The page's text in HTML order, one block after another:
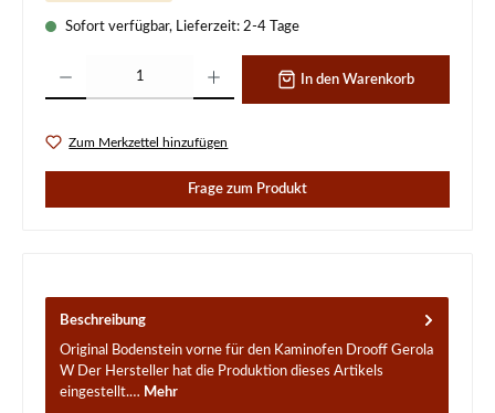
Sofort verfügbar, Lieferzeit: 2-4 Tage
In den Warenkorb
Zum Merkzettel hinzufügen
Frage zum Produkt
Beschreibung
Original Bodenstein vorne für den Kaminofen Drooff Gerola
W Der Hersteller hat die Produktion dieses Artikels
eingestellt.… Mehr